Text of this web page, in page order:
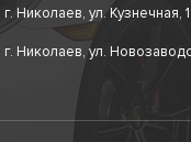
г. Николаев, ул. Кузнечная,
г. Николаев, ул.